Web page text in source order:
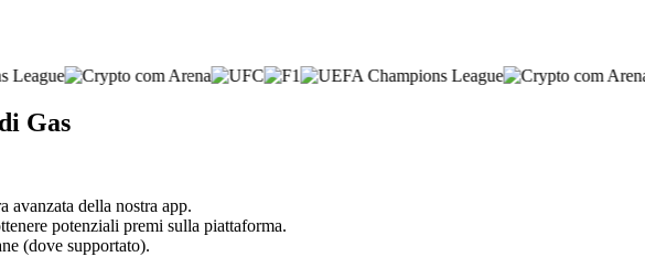
Gas
avanzata della nostra app.
potenziali premi sulla piattaforma.
(dove supportato).